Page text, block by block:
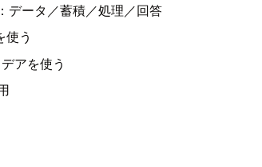
データ／蓄積／処理／回答
使う
アを使う